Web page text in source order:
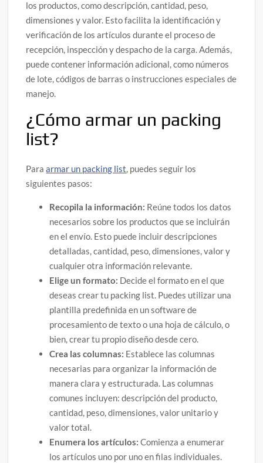
los productos, como descripción, cantidad, peso,
dimensiones y valor. Esto facilita la identificación y
verificación de los artículos durante el proceso de
recepción, inspección y despacho de la carga. Además,
puede contener información adicional, como números
de lote, códigos de barras o instrucciones especiales de
manejo.
¿Cómo armar un packing
list?
Paraarmar un packing list, puedes seguir los
siguientes pasos:
Recopila la información: Reúne todos los datos
necesarios sobre los productos que se incluirán
en el envío. Esto puede incluir descripciones
detalladas, cantidad, peso, dimensiones, valor y
cualquier otra información relevante.
Elige un formato: Decide el formato en el que
deseas crear tu packing list. Puedes utilizar una
plantilla predefinida en un software de
procesamiento de texto o una hoja de cálculo, o
bien, crear tu propio diseño desde cero.
Crea las columnas: Establece las columnas
necesarias para organizar la información de
manera clara y estructurada. Las columnas
comunes incluyen: descripción del producto,
cantidad, peso, dimensiones, valor unitario y
valor total.
Enumera los artículos:Comienza a enumerar
los artículos uno por uno en filas individuales.